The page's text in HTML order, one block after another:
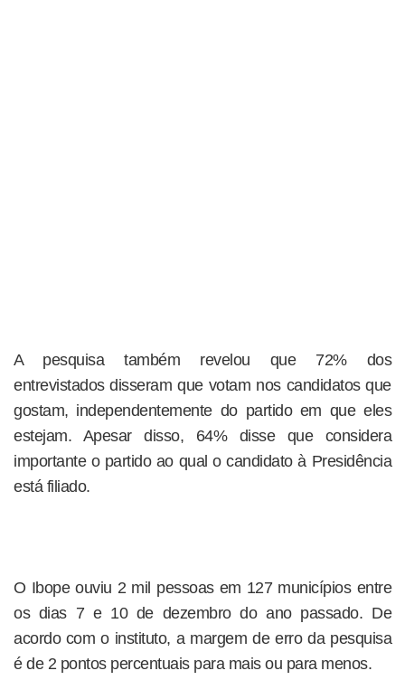
A pesquisa também revelou que 72% dos
entrevistados disseram que votam nos candidatos que
gostam, independentemente do partido em que eles
estejam. Apesar disso, 64% disse que considera
importante o partido ao qual o candidato à Presidência
está filiado.
O Ibope ouviu 2 mil pessoas em 127 municípios entre
os dias 7 e 10 de dezembro do ano passado. De
acordo com o instituto, a margem de erro da pesquisa
é de 2 pontos percentuais para mais ou para menos.